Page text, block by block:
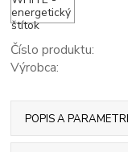
Číslo produktu:
Výrobca:
POPIS A